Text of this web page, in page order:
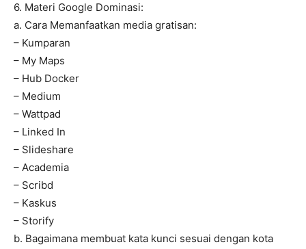
6. Materi Google Dominasi:
a. Cara Memanfaatkan media gratisan:
– Kumparan
– My Maps
– Hub Docker
– Medium
– Wattpad
– Linked In
– Slideshare
– Academia
– Scribd
– Kaskus
– Storify
b. Bagaimana membuat kata kunci sesuai dengan kota